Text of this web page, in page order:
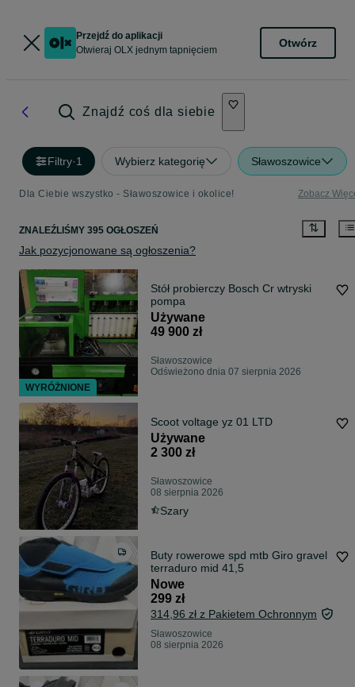
Przejdź do aplikacji
Otwieraj OLX jednym tapnięciem
Otwórz
Znajdź coś dla siebie
Filtry·1 Wybierz kategorię Sławoszowice
Dla Ciebie wszystko - Sławoszowice i okolice! Zobacz
ZNALEŹLIŚMY 395 OGŁOSZEŃ
Jak pozycjonowane są ogłoszenia?
Stół probierczy Bosch Cr wtryski
pompa
Używane
49 900 zł
Sławoszowice
Odświeżono dnia 07 sierpnia 2026
Scoot voltage yz 01 LTD
Używane
2 300 zł
Sławoszowice
08 sierpnia 2026
Szary
Buty rowerowe spd mtb Giro gravel
terraduro mid 41,5
Nowe
299 zł
314,96 zł z Pakietem Ochronnym
Sławoszowice
08 sierpnia 2026
WYRÓŻNIONE